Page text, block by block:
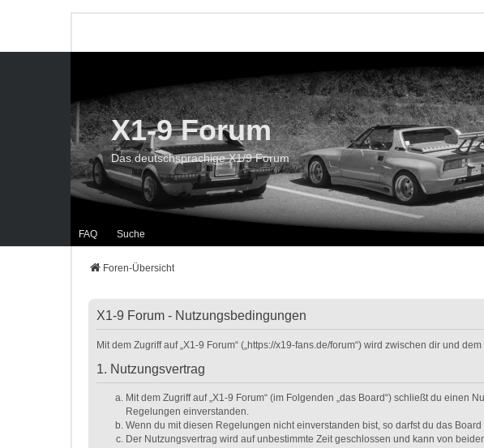
FAQ Suche
X1-9 Forum
Das deutschsprachige X1/9 Forum
Foren-Übersicht
X1-9 Forum - Nutzungsbedingungen
Mit dem Zugriff auf „X1-9 Forum“ („https://x19-fans.de/forum“) wird zwischen dir und
1. Nutzungsvertrag
Mit dem Zugriff auf „X1-9 Forum“ (im Folgenden „das Board“) schließt du
Regelungen einverstanden.
Wenn du mit diesen Regelungen nicht einverstanden bist, so darfst du das
Der Nutzungsvertrag wird auf unbestimmte Zeit geschlossen und kann von